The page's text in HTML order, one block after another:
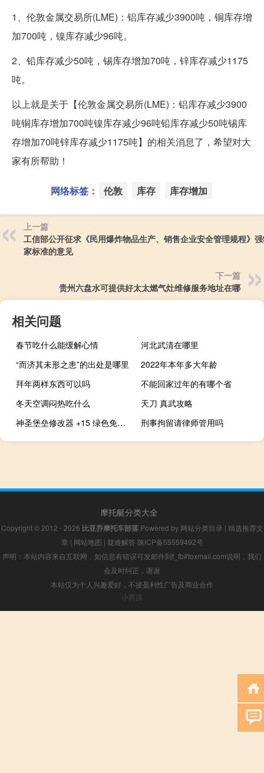
1、伦敦金属交易所(LME)：铝库存减少3900吨，铜库存增
加700吨，镍库存减少96吨。
2、铅库存减少50吨，锡库存增加70吨，锌库存减少1175
吨。
以上就是关于【伦敦金属交易所(LME)：铝库存减少3900
吨铜库存增加700吨镍库存减少96吨铅库存减少50吨锡库
存增加70吨锌库存减少1175吨】的相关消息了，希望对大
家有所帮助！
网络标签： 伦敦 库存 库存增加
上一篇
工信部公开征求《民用爆炸物品生产、销售企业安全管理规程》
家标准的意见
下一篇
贵州六盘水可提供好太太燃气灶维修服务地址在哪
相关问题
春节吃什么能缓解心情
河北武清在哪里
“而济其未形之患”的出处是哪里
2022年本年多大年龄
拜年两样东西可以吗
不能回家过年的有哪个省
冬天空调闷热吃什么
天刀 真武攻略
神圣堡垒修改器 +15 绿色免费版（神圣堡垒修改器 +15 绿色免费版功能简介）
刑事拘留请律师管用吗
摩托艇分类大全
Copyright © 2012 - 2026 比亚乔摩托车部落Powered by 网站分类目录 | 精选推荐文
章 | 网站地图 | 疑难解答 陕ICP备55559492号
声明：本站内容来自互联网，如信息有错误可发邮件到f_fb#foxmail.com说明，我们
会及时纠正，谢谢
本站仅为个人兴趣爱好，不接盈利性广告及商业合作
小男孩